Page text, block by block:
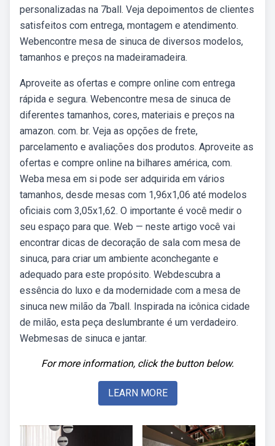
personalizadas na 7ball. Veja depoimentos de clientes
satisfeitos com entrega, montagem e atendimento.
Webencontre mesa de sinuca de diversos modelos,
tamanhos e preços na madeiramadeira.
Aproveite as ofertas e compre online com entrega
rápida e segura. Webencontre mesa de sinuca de
diferentes tamanhos, cores, materiais e preços na
amazon. com. br. Veja as opções de frete,
parcelamento e avaliações dos produtos. Aproveite as
ofertas e compre online na bilhares américa, com.
Weba mesa em si pode ser adquirida em vários
tamanhos, desde mesas com 1,96x1,06 até modelos
oficiais com 3,05x1,62. O importante é você medir o
seu espaço para que. Web — neste artigo você vai
encontrar dicas de decoração de sala com mesa de
sinuca, para criar um ambiente aconchegante e
adequado para este propósito. Webdescubra a
essência do luxo e da modernidade com a mesa de
sinuca new milão da 7ball. Inspirada na icônica cidade
de milão, esta peça deslumbrante é um verdadeiro.
Webmesas de sinuca e jantar.
For more information, click the button below.
LEARN MORE